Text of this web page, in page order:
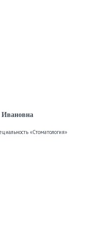
Ивановна
«Стоматология»